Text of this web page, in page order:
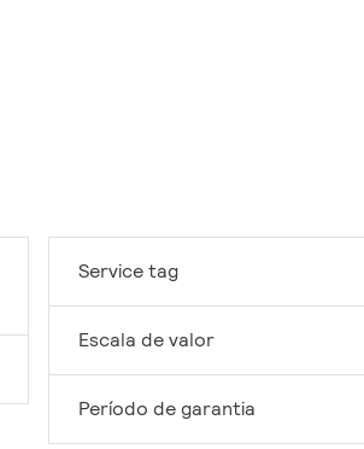
Service tag
Escala de valor
Período de garantia